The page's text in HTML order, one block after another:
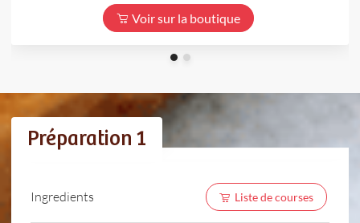
Voir sur la boutique
Préparation 1
Ingredients Liste de courses